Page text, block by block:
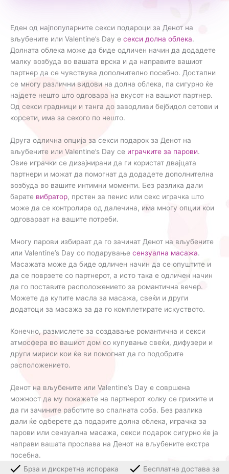
Еден од најпопуларните секси подароци за Денот на
вљубените или Valentine’s Day е секси долна облека.
Долната облека може да биде одличен начин да додадете
малку возбуда во вашата врска и да направите вашиот
партнер да се чувствува дополнително посебно. Достапни
се многу различни видови на долна облека, па сигурно ќе
најдете нешто што одговара на вкусот на вашиот партнер.
Од секси градници и танга до заводливи бејбидол сетови и
корсети, има за секого по нешто.
Друга одлична опција за секси подарок за Денот на
вљубените или Valentine’s Day се играчките за парови.
Овие играчки се дизајнирани да ги користат двајцата
партнери и можат да помогнат да додадете дополнителна
возбуда во вашите интимни моменти. Без разлика дали
барате вибратор, прстен за пенис или секс играчка што
може да се контролира од далечина, има многу опции кои
одговараат на вашите потреби.
Многу парови избираат да го зачинат Денот на вљубените
или Valentine’s Day со подарување сензуална масажа.
Масажата може да биде одличен начин да се опуштите и
да се поврзете со партнерот, а исто така е одличен начин
да го поставите расположението за романтична вечер.
Можете да купите масла за масажа, свеќи и други
додатоци за масажа за да го комплетирате искуството.
Конечно, размислете за создавање романтична и секси
атмосфера во вашиот дом со купување свеќи, дифузери и
други мириси кои ќе ви помогнат да го подобрите
расположението.
Денот на вљубените или Valentine’s Day е совршена
можност да му покажете на партнерот колку се грижите и
да ги зачините работите во спалната соба. Без разлика
дали ќе одберете да подарите долна облека, играчка за
парови или сензуална масажа, секси подарок сигурно ќе ја
направи вашата прослава на Денот на вљубените екстра
посебна.
Брза и дискретна испорака
Бесплатна достава за